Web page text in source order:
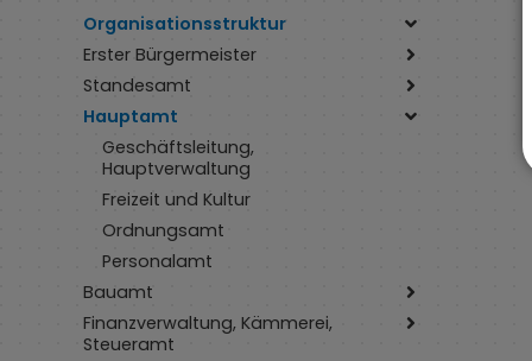
Organisationsstruktur
Erster Bürgermeister
Standesamt
Hauptamt
Geschäftsleitung,
Hauptverwaltung
Freizeit und Kultur
Ordnungsamt
Personalamt
Bauamt
Finanzverwaltung, Kämmerei,
Steueramt